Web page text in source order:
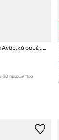
30 ημερών προ